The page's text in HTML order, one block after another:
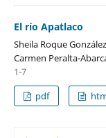
El río Apatlaco
Sheila Roque
Carmen Peralta-
1-7
pdf